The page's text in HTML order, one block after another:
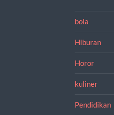
bola
Hiburan
Horor
kuliner
Pendidikan